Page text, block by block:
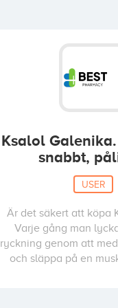
Ksalol
snabbt,
USER
Är det säkert att köpa
Varje gång man
ryckning genom att
och släppa på en